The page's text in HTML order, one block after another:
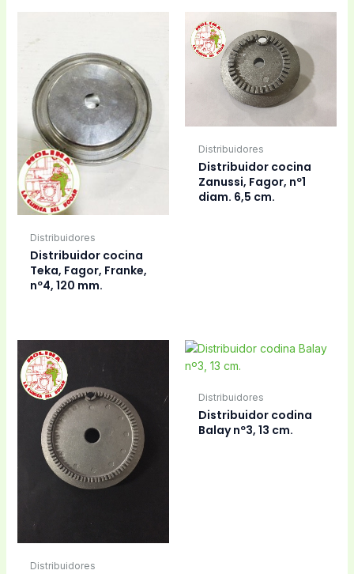
Distribuidores
Distribuidor cocina
Teka, Fagor, Franke,
nº4, 120 mm.
Distribuidores
Distribuidor cocina
Zanussi, Fagor, nº1
diam. 6,5 cm.
Distribuidores
Distribuidores
Distribuidor codina
Balay nº3, 13 cm.